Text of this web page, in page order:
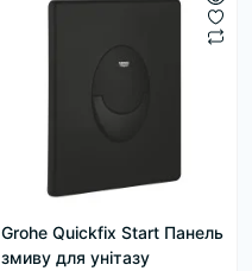
Grohe Quickfix Start Панель
змиву для унітазу